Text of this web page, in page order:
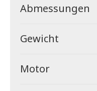
Abmessungen
Gewicht
Motor